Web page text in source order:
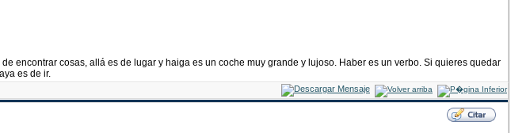
encontrar cosas, allá es de lugar y haiga es un coche muy grande y lujoso. Haber es un verbo. Si quieres quedar
es de ir.